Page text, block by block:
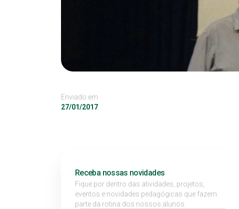
Enviado em
27/01/2017
Receba nossas novidades
Fique por dentro das atividades, projetos,
eventos e novidades pedagógicas que fazem
parte da rotina dos nossos alunos.